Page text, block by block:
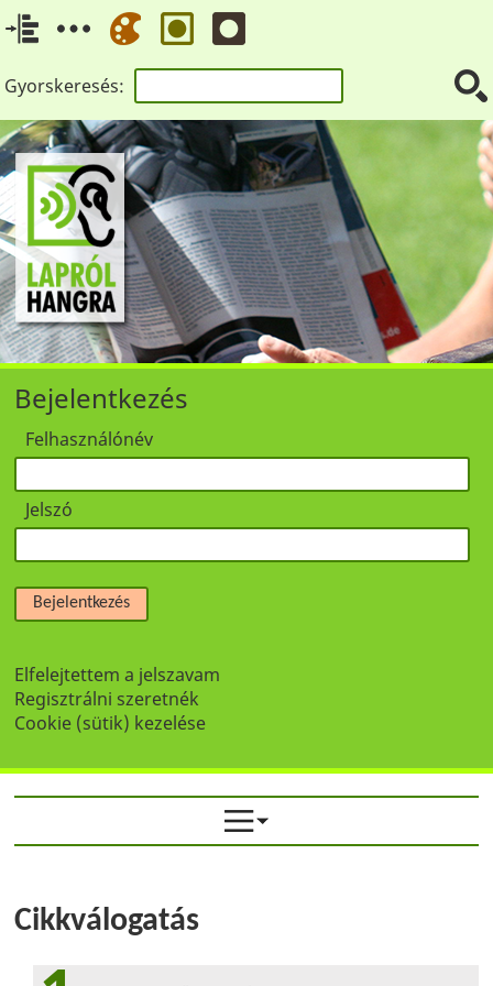
Gyorskeresés:
Bejelentkezés
Felhasználónév
Jelszó
Bejelentkezés
Elfelejtettem a jelszavam
Regisztrálni szeretnék
Cookie (sütik) kezelése
Cikkválogatás